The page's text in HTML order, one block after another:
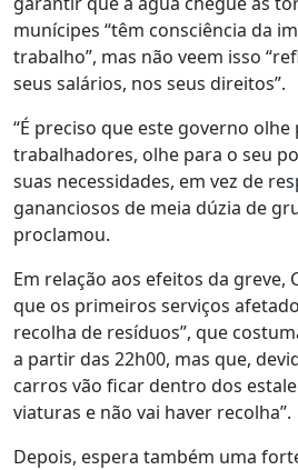
munícipes “têm consciência da
trabalho”, mas não veem isso
seus salários, nos seus direitos”.
“É preciso que este governo olhe
trabalhadores, olhe para o seu
suas necessidades, em vez de
gananciosos de meia dúzia de
proclamou.
Em relação aos efeitos da greve,
que os primeiros serviços
recolha de resíduos”, que
a partir das 22h00, mas que,
carros vão ficar dentro dos
viaturas e não vai haver recolha”.
Depois, espera também uma